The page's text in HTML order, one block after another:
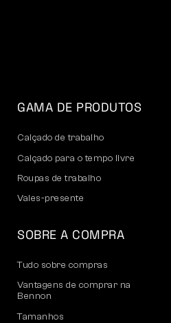
GAMA DE PRODUTOS
Calçado de trabalho
Calçado para o tempo livre
Roupas de trabalho
Vales-presente
SOBRE A COMPRA
Tudo sobre compras
Vantagens de comprar na
Bennon
Tamanhos